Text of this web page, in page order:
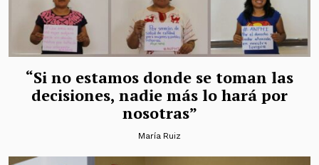
“Si no estamos donde se toman las
decisiones, nadie más lo hará por
nosotras”
María Ruiz